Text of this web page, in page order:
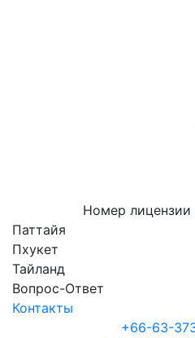
Номер лицензии
Паттайя
Пхукет
Тайланд
Вопрос-Ответ
Контакты
+66-63-